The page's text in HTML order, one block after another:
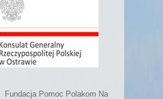
Fundacja Pomoc Polakom Na